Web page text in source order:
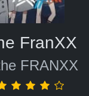
FranXX
FRANXX